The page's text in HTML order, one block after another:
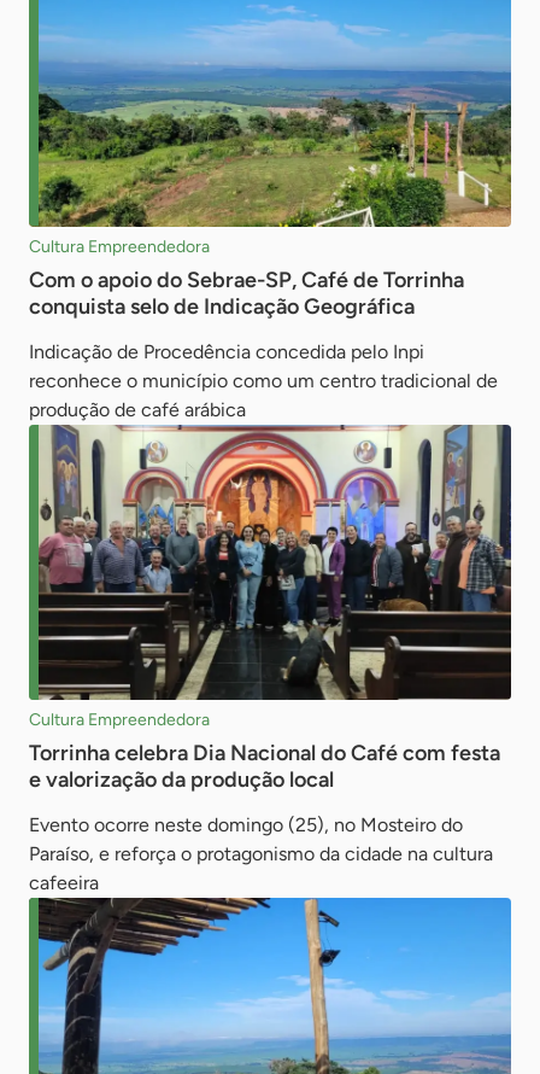
Cultura Empreendedora
Com o apoio do Sebrae-SP, Café de Torrinha
conquista selo de Indicação Geográfica
Indicação de Procedência concedida pelo Inpi
reconhece o município como um centro tradicional de
produção de café arábica
Cultura Empreendedora
Torrinha celebra Dia Nacional do Café com festa
e valorização da produção local
Evento ocorre neste domingo (25), no Mosteiro do
Paraíso, e reforça o protagonismo da cidade na cultura
cafeeira